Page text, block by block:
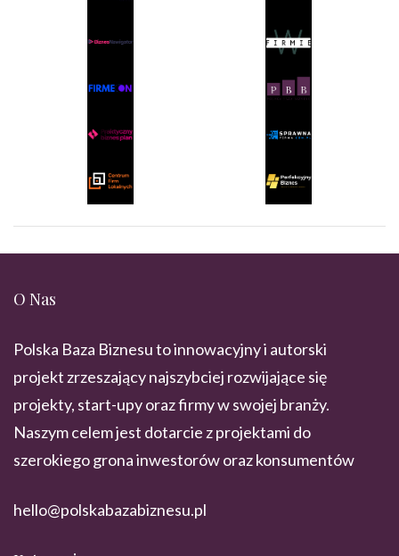
O Nas
Polska Baza Biznesu to innowacyjny i autorski
projekt zrzeszający najszybciej rozwijające się
projekty, start-upy oraz firmy w swojej branży.
Naszym celem jest dotarcie z projektami do
szerokiego grona inwestorów oraz konsumentów
hello@polskabazabiznesu.pl